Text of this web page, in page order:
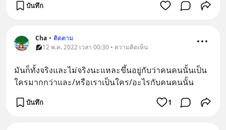
บันทึก
Cha • ติดตาม
12 พ.ค. 2022 เวลา 00:30 • ความคิดเห็น
มันก็ทั้งจริงและไม่จริงนะแหละขึ้นอยู่กับว่าคนคนนั้นเป็น
ใครมากกว่าและ/หรือเราเป็นใคร/อะไรกับคนคนนั้น
บันทึก 1